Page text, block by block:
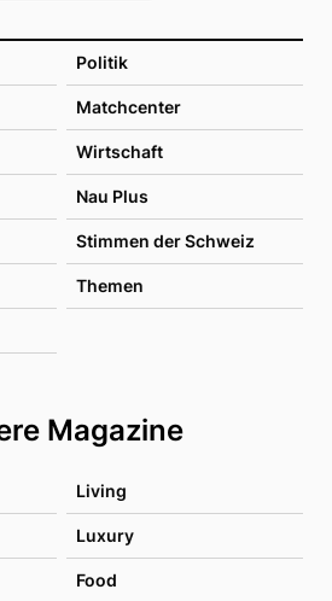
Politik
Matchcenter
Wirtschaft
Nau Plus
Stimmen der Schweiz
Themen
Magazine
Living
Luxury
Food